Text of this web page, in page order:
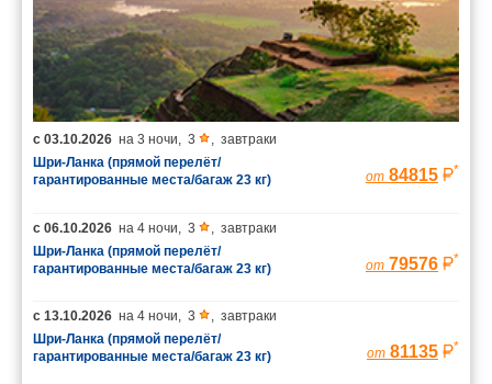
с 03.10.2026 на 3 ночи, 3 , завтраки
Шри-Ланка (прямой перелёт/
гарантированные места/багаж 23 кг)
от 84815 *
с 06.10.2026 на 4 ночи, 3 , завтраки
Шри-Ланка (прямой перелёт/
гарантированные места/багаж 23 кг)
от 79576 *
с 13.10.2026 на 4 ночи, 3 , завтраки
Шри-Ланка (прямой перелёт/
гарантированные места/багаж 23 кг)
от 81135 *